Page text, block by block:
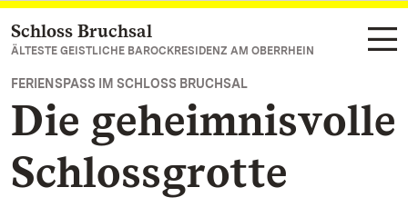
Zum Hauptinhalt springen
Schloss Bruchsal
ÄLTESTE GEISTLICHE BAROCKRESIDENZ AM OBERRHEIN
FERIENSPASS IM SCHLOSS BRUCHSAL
Die geheimnisvolle
Schlossgrotte